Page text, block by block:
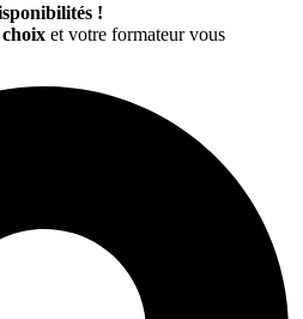
!
choix et votre formateur vous